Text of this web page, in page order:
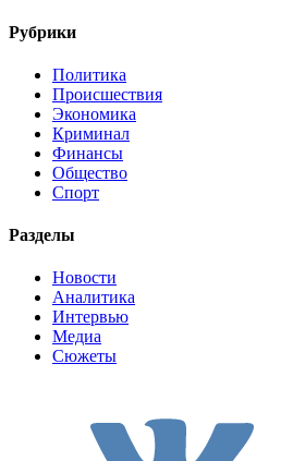
Рубрики
Политика
Происшествия
Экономика
Криминал
Финансы
Общество
Спорт
Разделы
Новости
Аналитика
Интервью
Медиа
Сюжеты